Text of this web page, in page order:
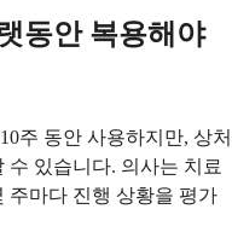
동안 복용해야
주 동안 사용하지만, 상처
수 있습니다. 의사는 치료
주마다 진행 상황을 평가